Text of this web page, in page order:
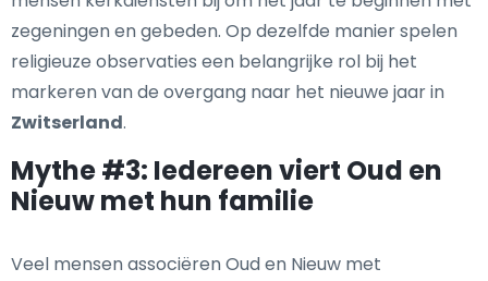
zegeningen en gebeden. Op dezelfde manier spelen
religieuze observaties een belangrijke rol bij het
markeren van de overgang naar het nieuwe jaar in
Zwitserland.
Mythe #3: Iedereen viert Oud en
Nieuw met hun familie
Veel mensen associëren Oud en Nieuw met